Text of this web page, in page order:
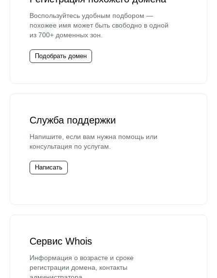
Воспользуйтесь удобным подбором —
похожее имя может быть свободно в одной
из 700+ доменных зон.
Подобрать домен
Служба поддержки
Напишите, если вам нужна помощь или
консультация по услугам.
Написать
Сервис Whois
Информация о возрасте и сроке
регистрации домена, контакты